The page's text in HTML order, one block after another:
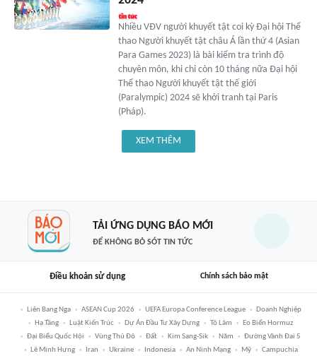
Nhiều VĐV người khuyết tật coi kỳ Đại hội Thể
thao Người khuyết tật châu Á lần thứ 4 (Asian
Para Games 2023) là bài kiểm tra trình độ
chuyên môn, khi chỉ còn 10 tháng nữa Đại hội
Thể thao Người khuyết tật thế giới
(Paralympic) 2024 sẽ khởi tranh tại Paris
(Pháp).
XEM THÊM
TẢI ỨNG DỤNG BÁO MỚI
ĐỂ KHÔNG BỎ SÓT TIN TỨC
Điều khoản sử dụng Chính sách bảo mật
Liên Bang Nga ASEAN Cup 2026 UEFA Europa Conference League
Doanh Nghiệp
Hạ Tầng
Luật Kiến Trúc Dự Án Đầu Tư Xây Dựng Tô Lâm
Eo Biển Hormuz
Đại Biểu Quốc Hội
Vùng Thủ Đô Đất Kim Sang-Sik Năm
Đường Vành Đai 5
Lê Minh Hưng
Iran Ukraine Indonesia An Ninh Mạng Mỹ Campuchia